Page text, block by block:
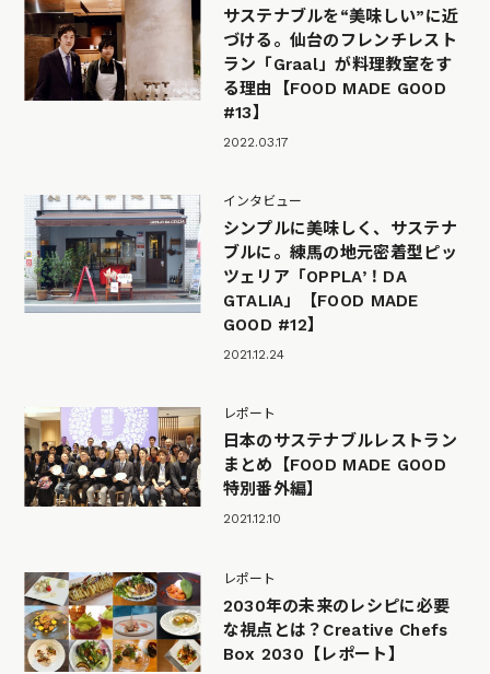
サステナブルを“美味しい”に近
づける。仙台のフレンチレスト
ラン「Graal」が料理教室をす
る理由【FOOD MADE GOOD
#13】
2022.03.17
インタビュー
シンプルに美味しく、サステナ
ブルに。練馬の地元密着型ピッ
ツェリア「OPPLA’！DA
GTALIA」【FOOD MADE
GOOD #12】
2021.12.24
レポート
日本のサステナブルレストラン
まとめ【FOOD MADE GOOD
特別番外編】
2021.12.10
レポート
2030年の未来のレシピに必要
な視点とは？Creative Chefs
Box 2030【レポート】